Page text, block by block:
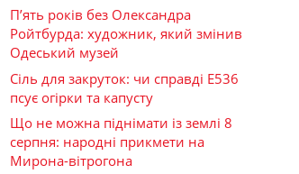
П’ять років без Олександра
Ройтбурда: художник, який змінив
Одеський музей
Сіль для закруток: чи справді Е536
псує огірки та капусту
Що не можна піднімати із землі 8
серпня: народні прикмети на
Мирона-вітрогона